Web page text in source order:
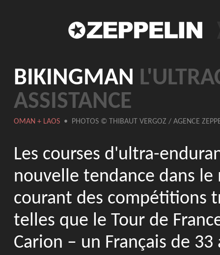
BIKINGMAN
ASSISTANCE
OMAN + LAOS • PHOTOS © THIBAUT VERGOZ / AGENCE
Les courses d'ultra-
nouvelle tendance dans
courant des compétitions
telles que le Tour de
Carion – un Français de